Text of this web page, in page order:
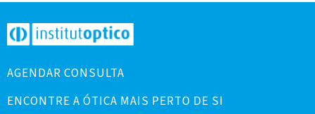
AGENDAR CONSULTA
ENCONTRE A ÓTICA MAIS PERTO DE SI